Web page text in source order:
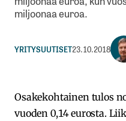
miljoonaa euroa.
YRITYSUUTISET23.10.2018
Osakekohtainen tulos
vuoden 0,14 eurosta.